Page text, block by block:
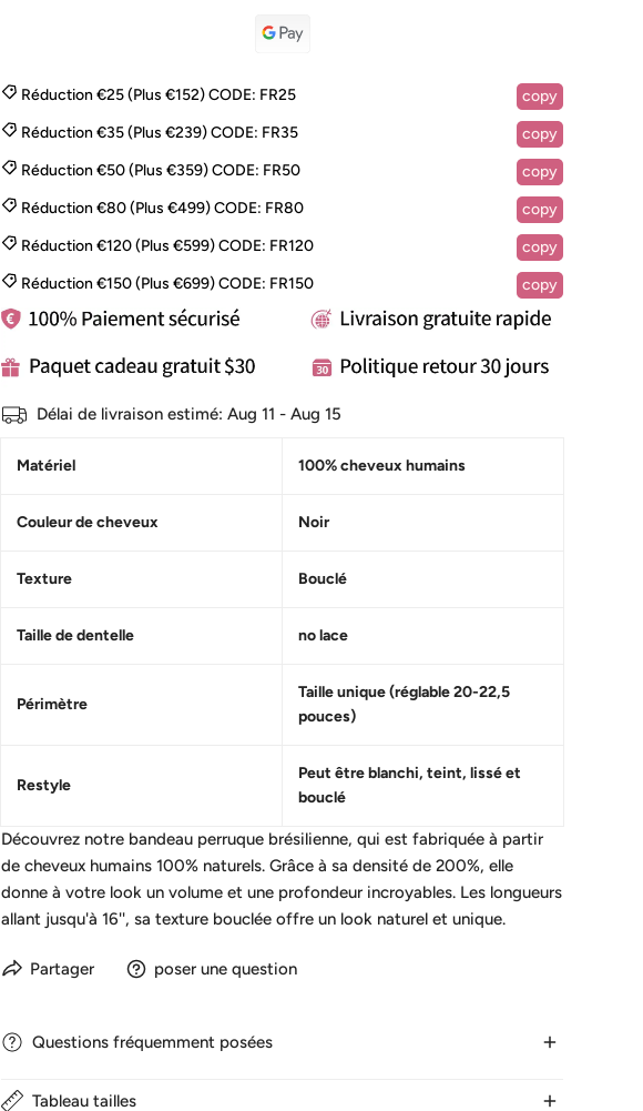
OUVRIR LE MÉDIA DANS LA VUE GALERIE
Réduction €25 (Plus €152)CODE: FR25
copy
Réduction €35 (Plus €239)CODE: FR35
copy
Réduction €50 (Plus €359)CODE: FR50
copy
Réduction €80 (Plus €499)CODE: FR80
copy
Réduction €120 (Plus €599)CODE: FR120
copy
Réduction €150 (Plus €699)CODE: FR150 copy
Délai de livraison estimé: Aug 11 - Aug 15
Matériel 100% cheveux humains
Couleur de cheveux Noir
Texture Bouclé
Taille de dentelle no lace
Périmètre
Taille unique (réglable 20-22,5
pouces)
Restyle
Peut être blanchi, teint, lissé et
bouclé
Découvrez notre bandeau perruque brésilienne, qui est fabriquée à partir
de cheveux humains 100% naturels. Grâce à sa densité de 200%, elle
donne à votre look un volume et une profondeur incroyables. Les longueurs
allant jusqu'à 16'', sa texture bouclée offre un look naturel et unique.
Partager poser une question
Questions fréquemment posées
Tableau tailles